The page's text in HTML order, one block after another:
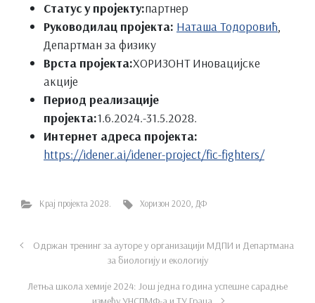
Статус у пројекту:партнер
Руководилац пројекта: Наташа Тодоровић
Департман за физику
Врста пројекта:ХОРИЗОНТ Иновацијске
акције
Период реализације
пројекта:1.6.2024.-31.5.2028.
Интернет адреса пројекта:
https://idener.ai/idener-project/fic-fighters/
Крај пројекта 2028. Хоризон 2020 ДФ
Одржан тренинг за ауторе у организацији МДПИ и Департмана
за биологију и екологију
Летња школа хемије 2024: Још једна година успешне сарадње